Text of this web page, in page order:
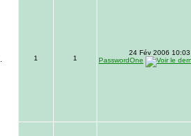
1 1
24 Fév 2006 10:03
PasswordOne